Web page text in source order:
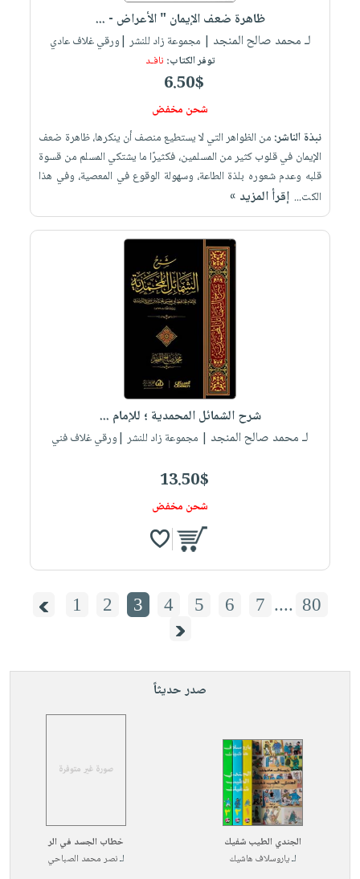
ظاهرة ضعف الإيمان " الأعراض - ...
لـ محمد صالح المنجد | مجموعة زاد للنشر |ورقي غلاف عادي
توفر الكتاب: نافـد
6.50$
شحن مخفض
نبذة الناشر: من الظواهر التي لا يستطيع منصف أن ينكرها، ظاهرة ضعف
الإيمان في قلوب كثير من المسلمين، فكثيرًا ما يشتكي المسلم من قسوة
قلبه وعدم شعوره بلذة الطاعة، وسهولة الوقوع في المعصية، وفي هذا
الكت... إقرأ المزيد »
شرح الشمائل المحمدية ؛ للإمام ...
لـ محمد صالح المنجد | مجموعة زاد للنشر |ورقي غلاف فني
13.50$
شحن مخفض
1 2 3 4 5 6 7 .... 80
صدر حديثاً
الجندي الطيب شفيك
لـياروسلاف هاشيك
خطاب الجسد في الر
لـنصر محمد الصباحي